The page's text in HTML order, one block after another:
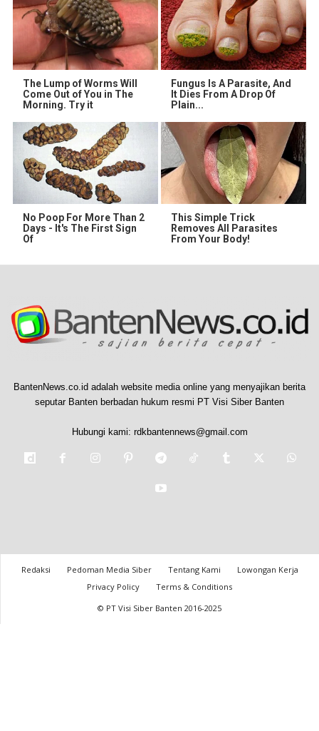
The Lump of Worms Will
Come Out of You in The
Morning. Try it
Fungus Is A Parasite, And
It Dies From A Drop Of
Plain...
No Poop For More Than 2
Days - It's The First Sign
Of
This Simple Trick
Removes All Parasites
From Your Body!
BantenNews.co.id adalah website media online yang menyajikan berita
seputar Banten berbadan hukum resmi PT Visi Siber Banten
Hubungi kami: rdkbantennews@gmail.com
Redaksi Pedoman Media Siber Tentang Kami
Lowongan Kerja
Privacy Policy
Terms & Conditions
© PT Visi Siber Banten 2016-2025